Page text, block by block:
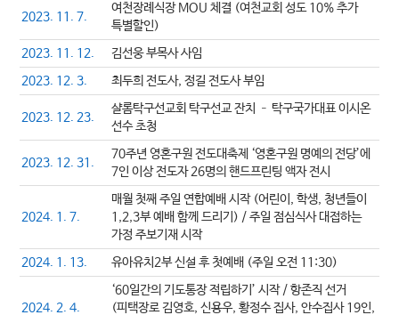
2023. 11. 7.
여천장례식장 MOU 체결 (여천교회 성도 10% 추가
특별할인)
2023. 11. 12.
김선웅 부목사 사임
2023. 12. 3.
최두희 전도사, 정길 전도사 부임
2023. 12. 23.
샬롬탁구선교회 탁구선교 잔치 – 탁구국가대표 이시온
선수 초청
2023. 12. 31.
70주년 영혼구원 전도대축제 ‘영혼구원 명예의 전당’에
7인 이상 전도자 26명의 핸드프린팅 액자 전시
2024. 1. 7.
매월 첫째 주일 연합예배 시작 (어린이, 학생, 청년들이
1,2,3부 예배 함께 드리기) / 주일 점심식사 대접하는
가정 주보기재 시작
2024. 1. 13.
유아유치2부 신설 후 첫예배 (주일 오전 11:30)
2024. 2. 4.
‘60일간의 기도통장 적립하기’ 시작 / 항존직 선거
(피택장로 김영호, 신용우, 황정수 집사, 안수집사 19인,